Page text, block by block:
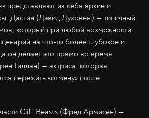
представляют из себя яркие и
Дастин (Дэвид Духовны) — типичный
который при любой возможности
на что-то более глубокое и
он делает это прямо во время
Гиллан) — актриса, которая
пережить «отмену» после
Cliff Beasts (Фред Армисен) —